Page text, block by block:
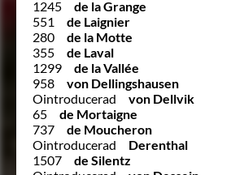
1245
de la Grange
551
de Laignier
280
de la Motte
355
de Laval
1299
de la Vallée
958
von Dellingshausen
Ointroducerad
von Dellvik
65
de Mortaigne
737
de Moucheron
Ointroducerad
Derenthal
1507
de Silentz